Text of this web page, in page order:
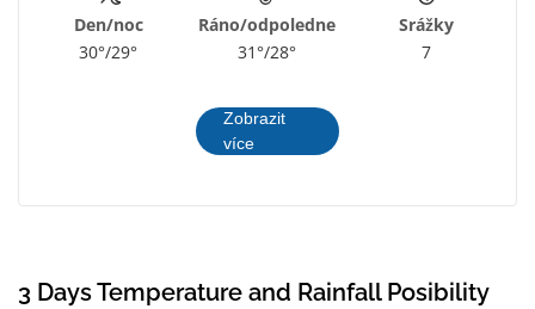
Den/noc
30°/29°
Ráno/odpoledne
31°/28°
Srážky
7
Zobrazit
více
3 Days Temperature and Rainfall Posibility